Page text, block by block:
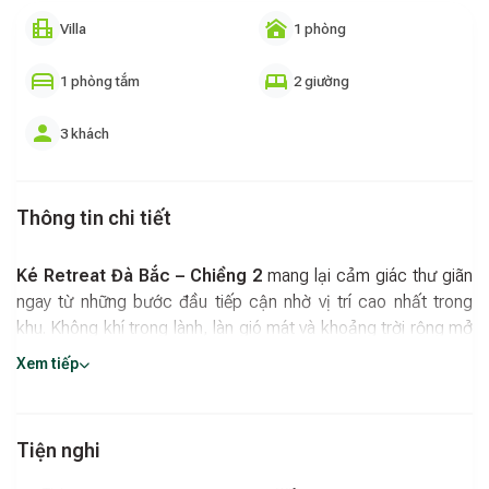
Villa 1 phòng
1 phòng tắm 2 giường
3 khách
Thông tin chi tiết
Ké Retreat Đà Bắc – Chiềng 2 mang lại cảm giác thư giãn
ngay từ những bước đầu tiếp cận nhờ vị trí cao nhất trong
khu. Không khí trong lành, làn gió mát và khoảng trời rộng mở
tạo nên một không gian tĩnh tại, giúp tinh thần nhẹ nhõm hơn
Xem tiếp
Tiện nghi